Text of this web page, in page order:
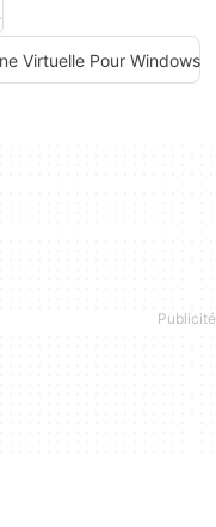
Virtuelle Pour Windows